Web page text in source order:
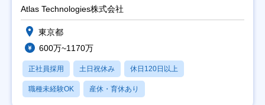
Atlas Technologies株式会社
東京都
600万~1170万
正社員採用 土日祝休み 休日120日以上
職種未経験OK 産休・育休あり